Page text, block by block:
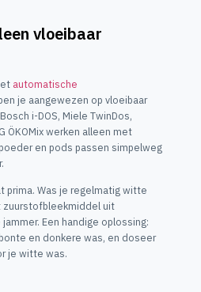
vloeibaar
automatische
je aangewezen op vloeibaar
i-DOS, Miele TwinDos,
ÖKOMix werken alleen met
en pods passen simpelweg
prima. Was je regelmatig witte
zuurstofbleekmiddel uit
Een handige oplossing:
en donkere was, en doseer
je witte was.